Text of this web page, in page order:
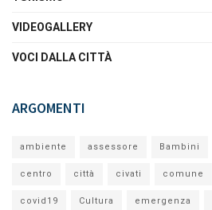
VIDEOGALLERY
VOCI DALLA CITTÀ
ARGOMENTI
ambiente assessore Bambini
centro città civati comune
covid19 Cultura emergenza